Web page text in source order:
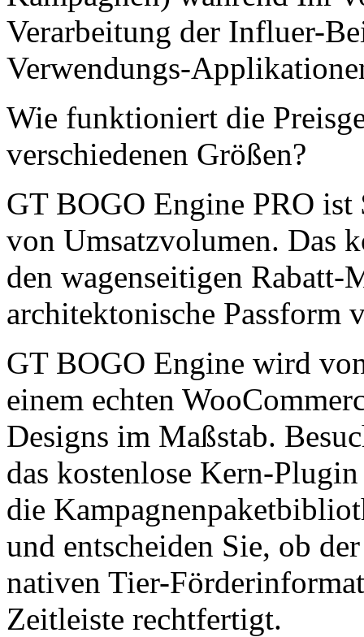
Verarbeitung der Influer-
Verwendungs-
Wie funktioniert die
verschiedenen Größen?
GT BOGO Engine PRO
von Umsatzvolumen. Das
den wagenseitigen Rabatt-
architektonische Passform
GT BOGO Engine wird
einem echten
Designs im Maßstab.
das kostenlose Kern-
die
und entscheiden Sie, ob
nativen Tier-
Zeitleiste rechtfertigt.